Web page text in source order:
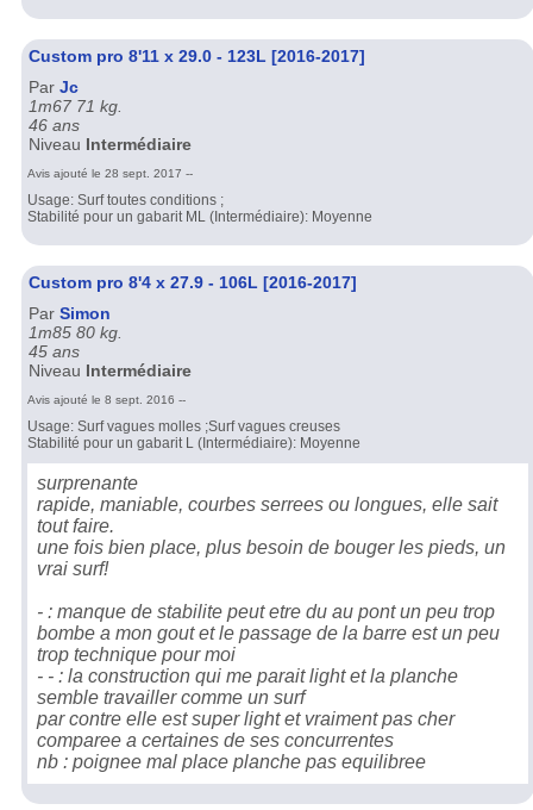
Custom pro 8'11 x 29.0 - 123L [2016-2017]
Par Jc
1m67 71 kg.
46 ans
Niveau Intermédiaire
Avis ajouté le 28 sept. 2017 --
Usage: Surf toutes conditions ;
Stabilité pour un gabarit ML (Intermédiaire): Moyenne
Custom pro 8'4 x 27.9 - 106L [2016-2017]
Par Simon
1m85 80 kg.
45 ans
Niveau Intermédiaire
Avis ajouté le 8 sept. 2016 --
Usage: Surf vagues molles ;Surf vagues creuses
Stabilité pour un gabarit L (Intermédiaire): Moyenne
surprenante
rapide, maniable, courbes serrees ou longues, elle sait
tout faire.
une fois bien place, plus besoin de bouger les pieds, un
vrai surf!
- : manque de stabilite peut etre du au pont un peu trop
bombe a mon gout et le passage de la barre est un peu
trop technique pour moi
- - : la construction qui me parait light et la planche
semble travailler comme un surf
par contre elle est super light et vraiment pas cher
comparee a certaines de ses concurrentes
nb : poignee mal place planche pas equilibree